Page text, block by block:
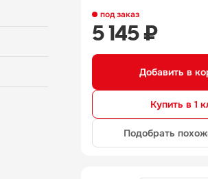
под заказ
5 145 ₽
Добавить в
Купить в 1
Подобрать